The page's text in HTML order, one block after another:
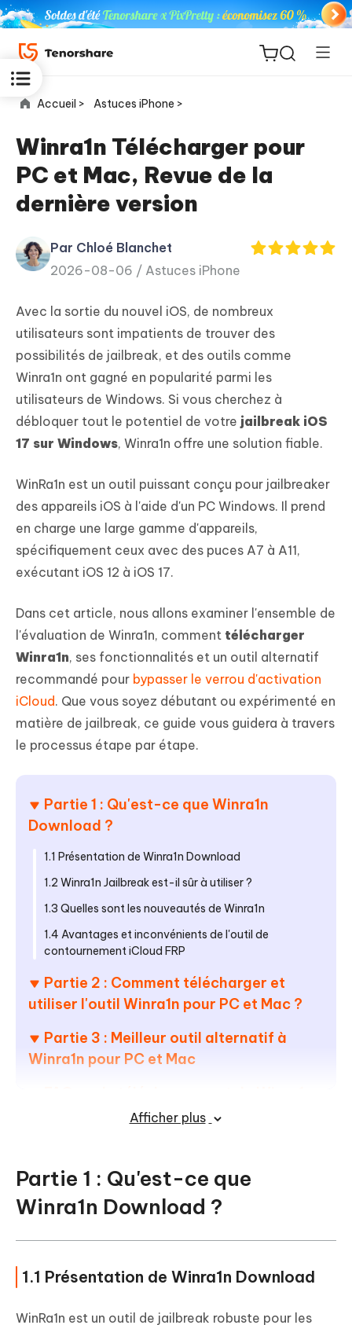
ReiBoot
for iOS
PDNob
PDF
New
iAnyGo
Accueil > Astuces iPhone >
Winra1n Télécharger pour
PC et Mac, Revue de la
dernière version
Par Chloé Blanchet
2026-08-06 / Astuces iPhone
Avec la sortie du nouvel iOS, de nombreux
utilisateurs sont impatients de trouver des
possibilités de jailbreak, et des outils comme
Winra1n ont gagné en popularité parmi les
utilisateurs de Windows. Si vous cherchez à
débloquer tout le potentiel de votre jailbreak iOS
17 sur Windows, Winra1n offre une solution fiable.
WinRa1n est un outil puissant conçu pour jailbreaker
des appareils iOS à l'aide d'un PC Windows. Il prend
en charge une large gamme d'appareils,
spécifiquement ceux avec des puces A7 à A11,
exécutant iOS 12 à iOS 17.
Dans cet article, nous allons examiner l'ensemble de
l'évaluation de Winra1n, comment télécharger
Winra1n, ses fonctionnalités et un outil alternatif
recommandé pour bypasser le verrou d'activation
iCloud. Que vous soyez débutant ou expérimenté en
matière de jailbreak, ce guide vous guidera à travers
le processus étape par étape.
Partie 1 : Qu'est-ce que Winra1n
Download ?
1.1 Présentation de Winra1n Download
1.2 Winra1n Jailbreak est-il sûr à utiliser ?
1.3 Quelles sont les nouveautés de Winra1n
1.4 Avantages et inconvénients de l'outil de
contournement iCloud FRP
Partie 2 : Comment télécharger et
utiliser l'outil Winra1n pour PC et Mac ?
Partie 3 : Meilleur outil alternatif à
Winra1n pour PC et Mac
pour PC et MacAfficher plus
Partie 1 : Qu'est-ce que
Winra1n Download ?
1.1 Présentation de Winra1n Download
WinRa1n est un outil de jailbreak robuste pour les